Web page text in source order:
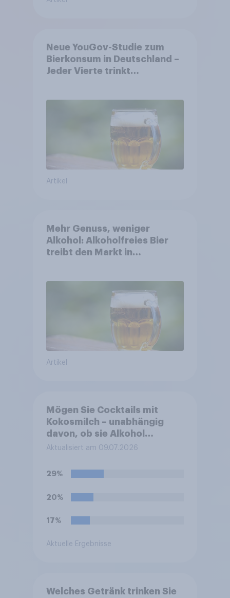
Neue YouGov-Studie zum
Bierkonsum in Deutschland –
Jeder Vierte trinkt
wächst um über 23 Prozent
Artikel
Mehr Genuss, weniger
Alkohol: Alkoholfreies Bier
treibt den Markt in
Artikel
Mögen Sie Cocktails mit
Kokosmilch – unabhängig
davon, ob sie Alkohol
enthalten oder alkoholfrei
Aktualisiert am 09.07.2026
29%
20%
17%
Aktuelle Ergebnisse
Welches Getränk trinken Sie